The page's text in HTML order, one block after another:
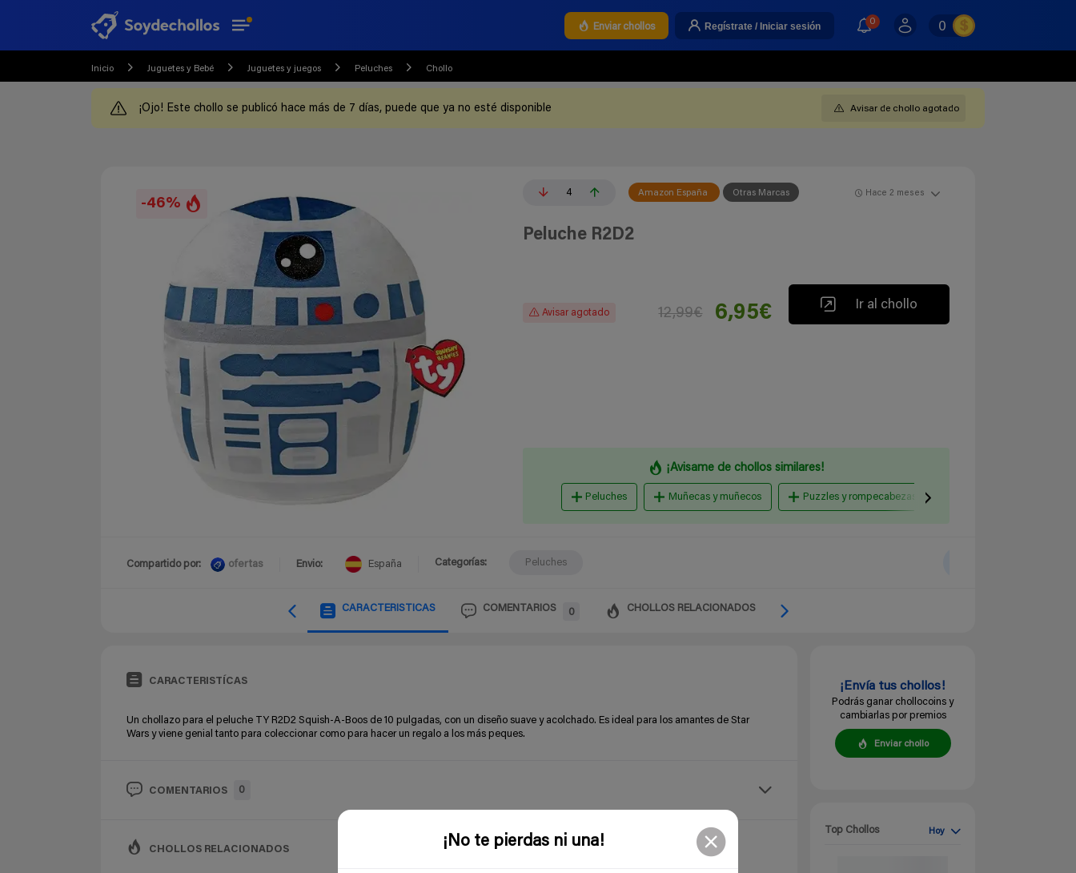
¡No te pierdas ni una!
Enviar chollos Regístrate / Iniciar sesión 0 0
Inicio Juguetes y Bebé Juguetes y juegos Peluches Chollo
¡Ojo! Este chollo se publicó hace más de 7 días, puede que ya no esté disponible Avisar de chollo agotado
-46%
4 Amazon España Otras Marcas Hace 2 meses
Peluche R2D2
Avisar agotado 12,99€ 6,95€ Ir al chollo
¡Avisame de chollos similares!
Peluches Muñecas y muñecos Puzzles y rompecabezas
Compartido por: ofertas Envio: España Categorías: Peluches
CARACTERISTICAS COMENTARIOS 0 CHOLLOS RELACIONADOS
CARACTERISTÍCAS
Un chollazo para el peluche TY R2D2 Squish-A-Boos de 10 pulgadas, con un diseño suave y acolchado. Es ideal para los amantes de Star
Wars y viene genial tanto para coleccionar como para hacer un regalo a los más peques.
COMENTARIOS 0
CHOLLOS RELACIONADOS
¡Envía tus chollos!
Podrás ganar chollocoins y
cambiarlas por premios
Enviar chollo
Top Chollos Hoy